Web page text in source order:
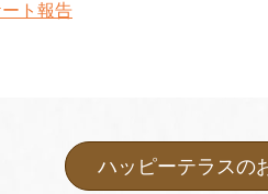
ト報告
ハッピーテラスの